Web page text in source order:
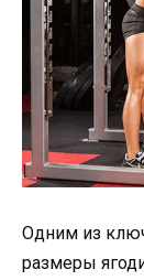
Одним из
размеры